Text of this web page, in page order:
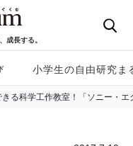
成長する。
小学生の自由研究ま
る科学工作教室！「ソニー・